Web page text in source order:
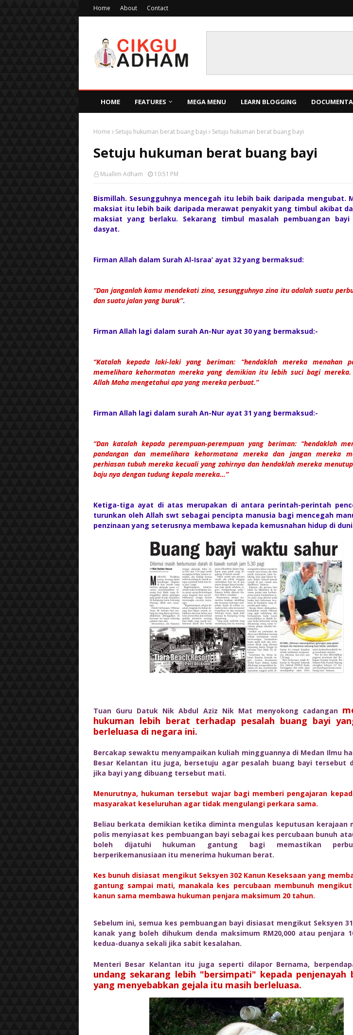
Home About Contact
HOME FEATURES MEGA MENU LEARN BLOGGING
Home Setuju hukuman berat buang bayi Setuju hukuman berat buang bayi
Setuju hukuman berat buang bayi
Muallim Adham 10:51 PM
Bismillah. Sesungguhnya mencegah itu lebih baik daripada mengubat.
maksiat itu lebih baik daripada merawat penyakit yang timbul akibat
maksiat yang berlaku. Sekarang timbul masalah pembuangan
dasyat.
Firman Allah dalam Surah Al-Israa’ ayat 32 yang bermaksud:
“Dan janganlah kamu mendekati zina, sesungguhnya zina itu adalah suatu
dan suatu jalan yang buruk”.
Firman Allah lagi dalam surah An-Nur ayat 30 yang bermaksud:-
“Katalah kepada laki-laki yang beriman: “hendaklah mereka menahan
memelihara kehormatan mereka yang demikian itu lebih suci bagi mereka.
Allah Maha mengetahui apa yang mereka perbuat.”
Firman Allah lagi dalam surah An-Nur ayat 31 yang bermaksud:-
“Dan katalah kepada perempuan-perempuan yang beriman: “hendaklah
pandangan dan memelihara kehormatana mereka dan jangan mereka
perhiasan tubuh mereka kecuali yang zahirnya dan hendaklah mereka
baju nya dengan tudung kepala mereka…”
Ketiga-tiga ayat di atas merupakan di antara perintah-perintah
turunkan oleh Allah swt sebagai pencipta manusia bagi mencegah
penzinaan yang seterusnya membawa kepada kemusnahan hidup di
Tuan Guru Datuk Nik Abdul Aziz Nik Mat menyokong cadangan
hukuman lebih berat terhadap pesalah buang bayi
berleluasa di negara ini.
Bercakap sewaktu menyampaikan kuliah mingguannya di Medan Ilmu
Besar Kelantan itu juga, bersetuju agar pesalah buang bayi tersebut
jika bayi yang dibuang tersebut mati.
Menurutnya, hukuman tersebut wajar bagi memberi pengajaran
masyarakat keseluruhan agar tidak mengulangi perkara sama.
Beliau berkata demikian ketika diminta mengulas keputusan kerajaan
polis menyiasat kes pembuangan bayi sebagai kes percubaan bunuh
boleh dijatuhi hukuman gantung bagi memastikan
berperikemanusiaan itu menerima hukuman berat.
Kes bunuh disiasat mengikut Seksyen 302 Kanun Keseksaan yang
gantung sampai mati, manakala kes percubaan membunuh mengikut
kanun sama membawa hukuman penjara maksimum 20 tahun.
Sebelum ini, semua kes pembuangan bayi disiasat mengikut Seksyen
kanak yang boleh dihukum denda maksimum RM20,000 atau penjara
kedua-duanya sekali jika sabit kesalahan.
Menteri Besar Kelantan itu juga seperti dilapor Bernama,
undang sekarang lebih "bersimpati" kepada penjenayah
yang menyebabkan gejala itu masih berleluasa.